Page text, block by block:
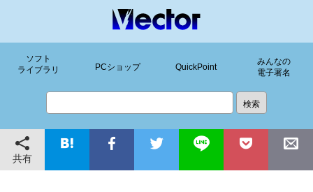
ソフト
ライブラリ
PCショップ QuickPoint
みんなの
電子署名
共有